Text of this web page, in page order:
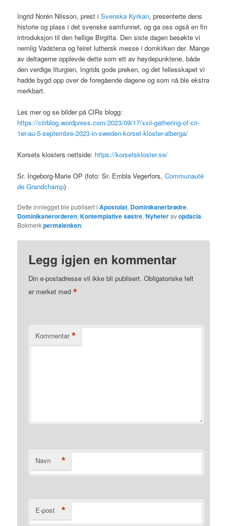
Ingrid Norén Nilsson, prest iSvenska Kyrkan, presenterte dens
historie og plass i det svenske samfunnet, og ga oss også en fin
introduksjon til den hellige Birgitta. Den siste dagen besøkte vi
nemlig Vadstena og feiret luthersk messe i domkirken der. Mange
av deltagerne opplevde dette som ett av høydepunktene, både
den verdige liturgien, Ingrids gode preken, og det fellesskapet vi
hadde bygd opp over de foregående dagene og som nå ble ekstra
merkbart.
Les mer og se bilder på CIRs blogg:
https://ciirblog.wordpress.com/2023/09/17/xxii-gathering-of-cir-
1er-au-5-septembre-2023-in-sweden-korset-kloster-alberga/
Korsets klosters nettside: https://korsetskloster.se/
Sr. Ingeborg-Marie OP (foto: Sr. Embla Vegerfors,Communauté
de Grandchamp)
Dette innlegget ble publisert iApostolat, Dominikanerbrødre,
Dominikanerorderen,Kontemplative søstre,Nyheteravopdacia.
Bokmerkpermalenken.
Legg igjen en kommentar
Din e-postadresse vil ikke bli publisert. Obligatoriske felt
er merket med*
Kommentar *
Navn *
E-post *